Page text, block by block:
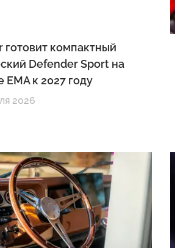
готовит компактный
Defender Sport на
к 2027 году
2026